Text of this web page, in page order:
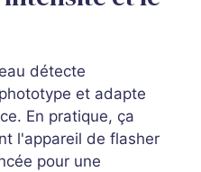
détecte
et adapte
En pratique, ça
l'appareil de flasher
pour une